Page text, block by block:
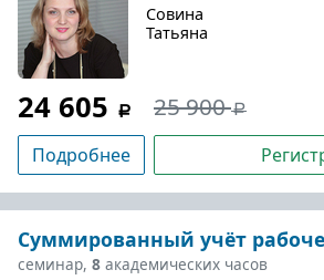
Совина
Татьяна
24 605 25 900
Подробнее
Суммированный учёт
семинар, 8 академических часов